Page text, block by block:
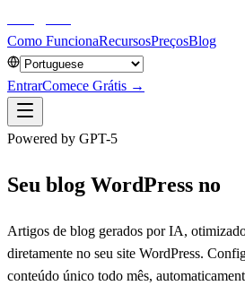
Como FuncionaRecursosPreçosBlog
EntrarComece Grátis →
Powered by GPT-5
Seu blog WordPress no
Artigos de blog gerados por IA,
diretamente no seu site WordPress.
conteúdo único todo mês,